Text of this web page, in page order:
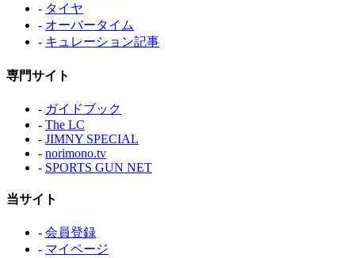
- タイヤ
- オーバータイム
- キュレーション記事
専門サイト
- ガイドブック
- The LC
- JIMNY SPECIAL
- norimono.tv
- SPORTS GUN NET
当サイト
- 会員登録
- マイページ